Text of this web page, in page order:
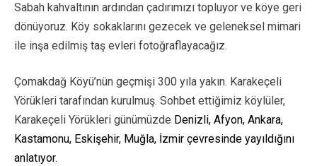
Sabah kahvaltının ardından çadırımızı topluyor ve köye geri
dönüyoruz. Köy sokaklarını gezecek ve geleneksel mimari
ile inşa edilmiş taş evleri fotoğraflayacağız.
Çomakdağ Köyü’nün geçmişi 300 yıla yakın. Karakeçeli
Yörükleri tarafından kurulmuş. Sohbet ettiğimiz köylüler,
Karakeçeli Yörükleri günümüzde Denizli, Afyon, Ankara,
Kastamonu, Eskişehir, Muğla, İzmir çevresinde yayıldığını
anlatıyor.